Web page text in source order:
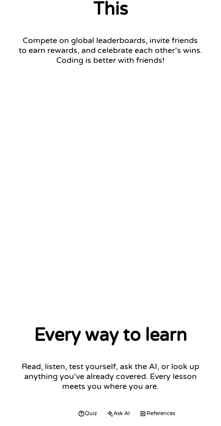
This
Compete on global leaderboards, invite friends
to earn rewards, and celebrate each other's wins.
Coding is better with friends!
Every way to learn
Read, listen, test yourself, ask the AI, or look up
anything you've already covered. Every lesson
meets you where you are.
Quiz Ask AI References